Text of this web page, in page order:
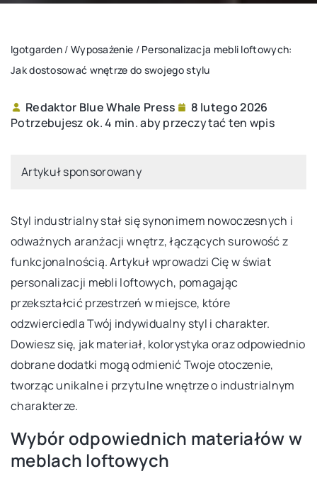
Igotgarden / Wyposażenie / Personalizacja mebli loftowych:
Jak dostosować wnętrze do swojego stylu
Redaktor Blue Whale Press
8 lutego 2026
Potrzebujesz ok. 4 min. aby przeczytać ten wpis
Artykuł sponsorowany
Styl industrialny stał się synonimem nowoczesnych i
odważnych aranżacji wnętrz, łączących surowość z
funkcjonalnością. Artykuł wprowadzi Cię w świat
personalizacji mebli loftowych, pomagając
przekształcić przestrzeń w miejsce, które
odzwierciedla Twój indywidualny styl i charakter.
Dowiesz się, jak materiał, kolorystyka oraz odpowiednio
dobrane dodatki mogą odmienić Twoje otoczenie,
tworząc unikalne i przytulne wnętrze o industrialnym
charakterze.
Wybór odpowiednich materiałów w
meblach loftowych